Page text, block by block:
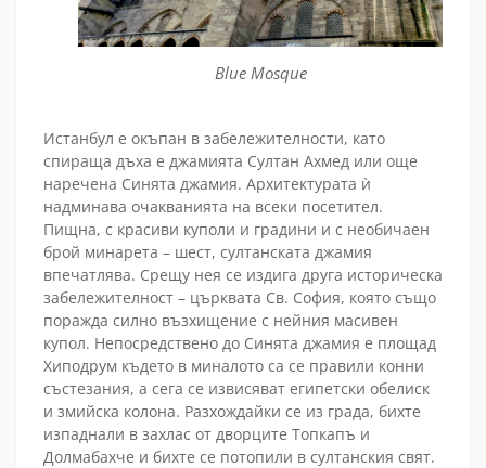
Blue Mosque
Истанбул е окъпан в забележителности, като
спираща дъха е джамията Султан Ахмед или още
наречена Синята джамия. Архитектурата ѝ
надминава очакванията на всеки посетител.
Пищна, с красиви куполи и градини и с необичаен
брой минарета – шест, султанската джамия
впечатлява. Срещу нея се издига друга историческа
забележителност – църквата Св. София, която също
поражда силно възхищение с нейния масивен
купол. Непосредствено до Синята джамия е площад
Хиподрум където в миналото са се правили конни
състезания, а сега се извисяват египетски обелиск
и змийска колона. Разхождайки се из града, бихте
изпаднали в захлас от дворците Топкапъ и
Долмабахче и бихте се потопили в султанския свят.